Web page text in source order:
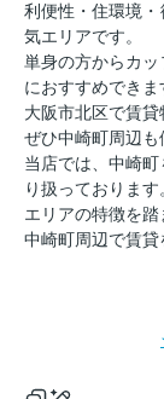
利便性・住環境
気エリアです。
単身の方からカ
におすすめできま
大阪市北区で賃貸
ぜひ中崎町周辺も
当店では、中崎
り扱っております
エリアの特徴を踏
中崎町周辺で賃貸